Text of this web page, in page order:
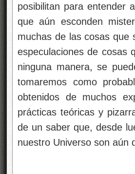
posibilitan para entender
que aún esconden
muchas de las cosas que
especulaciones de cosas
ninguna manera, se
tomaremos como
obtenidos de muchos
prácticas teóricas y
de un saber que, desde
nuestro Universo son aún